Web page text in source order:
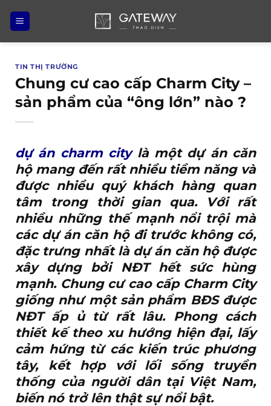
qua
nội
TIN THỊ TRƯỜNG
Chung cư cao cấp Charm City –
sản phẩm của “ông lớn” nào ?
dự án charm citylà một dự án căn
hộ mang đến rất nhiều tiềm năng và
được nhiều quý khách hàng quan
tâm trong thời gian qua. Với rất
nhiều những thế mạnh nổi trội mà
các dự án căn hộ đi trước không có,
đặc trưng nhất là dự án căn hộ được
xây dựng bởi NĐT hết sức hùng
mạnh. Chung cư cao cấp Charm City
giống như một sản phẩm BĐS được
NĐT ấp ủ từ rất lâu. Phong cách
thiết kế theo xu hướng hiện đại, lấy
cảm hứng từ các kiến trúc phương
tây, kết hợp với lối sống truyền
thống của người dân tại Việt Nam,
biến nó trở lên thật sự nổi bật.